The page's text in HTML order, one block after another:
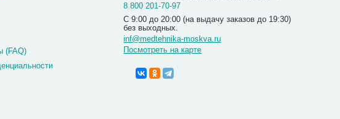
(FAQ)
8 800 201-70-97
С 9:00 до 20:00 (на выдачу заказов до 19:30)
без выходных.
inf@medtehnika-moskva.ru
Посмотреть на карте